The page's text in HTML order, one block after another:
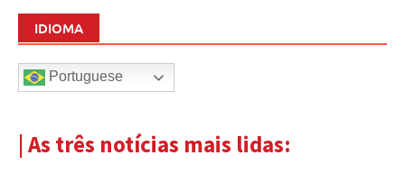
IDIOMA
Portuguese
| As três notícias mais lidas: